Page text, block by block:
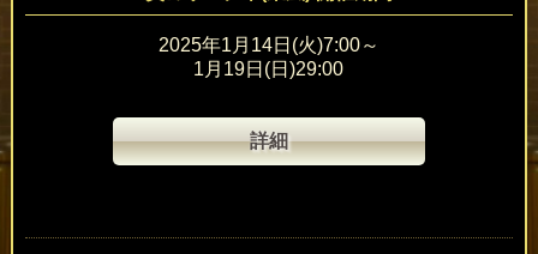
2025年1月14日(火)7:00～
1月19日(日)29:00
詳細